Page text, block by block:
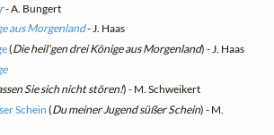
- A. Bungert
aus Morgenland- J. Haas
(Die heil'gen drei Könige aus Morgenland) - J. Haas
Sie sich nicht stören!) - M. Schweikert
Schein (Du meiner Jugend süßer Schein) - M.